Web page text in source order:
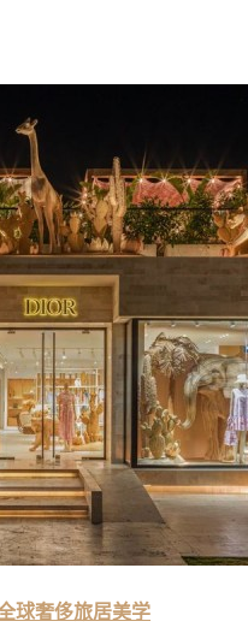
球奢侈旅居美学